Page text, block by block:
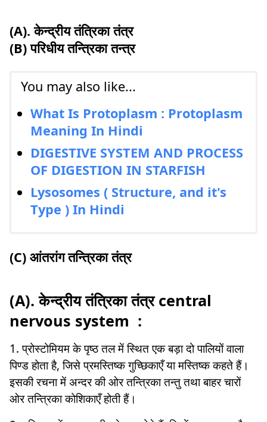
(A). केन्द्रीय तंत्रिका तंत्र
(B) परिधीय तन्त्रिका तन्त्र
You may also like...
What Is Protoplasm : Protoplasm
Meaning In Hindi
DIGESTIVE SYSTEM AND PROCESS
OF DIGESTION IN STARFISH
Lysosomes ( Structure, and it's
Type ) In Hindi
(C) आंतरांग तन्त्रिका तंत्र
(A). केन्द्रीय तंत्रिका तंत्र central
nervous system :
1. प्रोस्टोमियम के पृष्ठ तल में स्थित एक बड़ा दो पालियों वाला
पिण्ड होता है, जिसे प्रमस्तिष्क गुच्छिकाएँ या मस्तिष्क कहते हैं।
इसकी रचना में अन्दर की ओर तन्त्रिका तन्तु तथा बाहर चारों
ओर तन्त्रिका कोशिकाएँ होती हैं।